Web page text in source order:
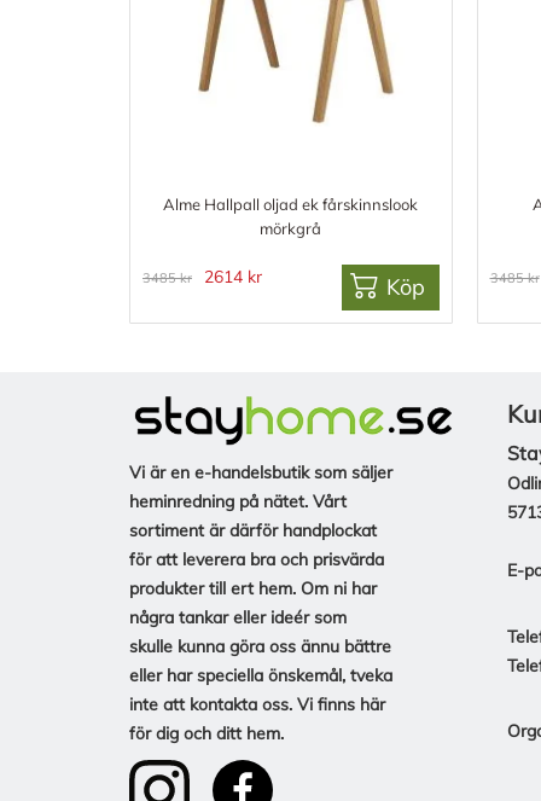
Alme Hallpall oljad ek fårskinnslook
mörkgrå
3485 kr 2614 kr Köp 3485 kr
Vi är en e-handelsbutik som säljer
heminredning på nätet. Vårt
sortiment är därför handplockat
för att leverera bra och prisvärda
produkter till ert hem. Om ni har
några tankar eller ideér som
skulle kunna göra oss ännu bättre
eller har speciella önskemål, tveka
inte att kontakta oss. Vi finns här
för dig och ditt hem.
E-